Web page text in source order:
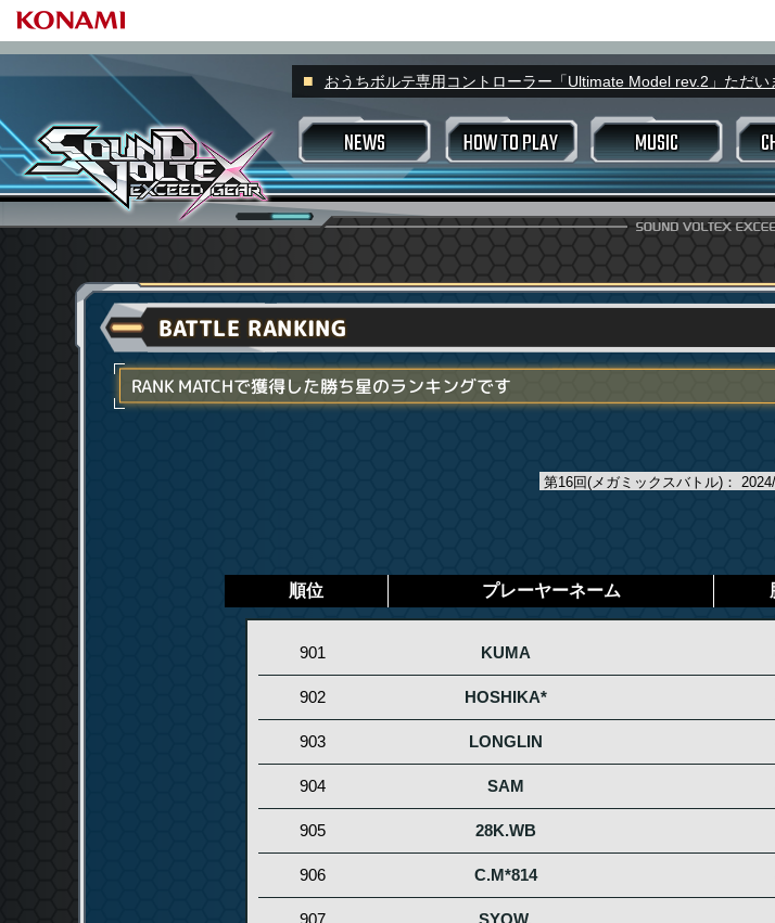
NEWS HOW TO PLAY
プレーの基本 ゲームの進め方 モード選択画
好敵手
楽曲検索機能 ヴァルキリージェネレーター BLASTER
MUSIC
すべて FLOOR
スコアランキング バトルランキ
プロフィール プレーヤーネーム変更 楽曲データ
アチーブメント
おうちボルテ専用コントローラー「Ultimate Model rev.2」ただい
BATTLE RANKING
RANK MATCHで獲得した勝ち星のランキングです
順位 プレーヤーネーム
901 KUMA
902 HOSHIKA*
903 LONGLIN
904 SAM
905 28K.WB
906 C.M*814